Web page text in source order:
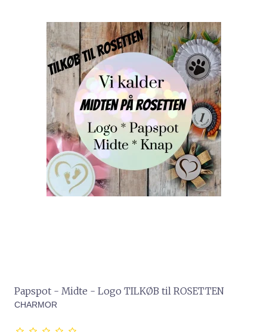
Papspot - Midte - Logo TILKØB til ROSETTEN
CHARMOR